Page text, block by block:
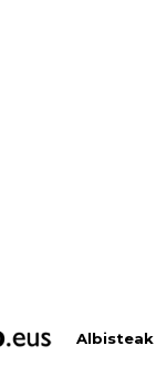
Albisteak